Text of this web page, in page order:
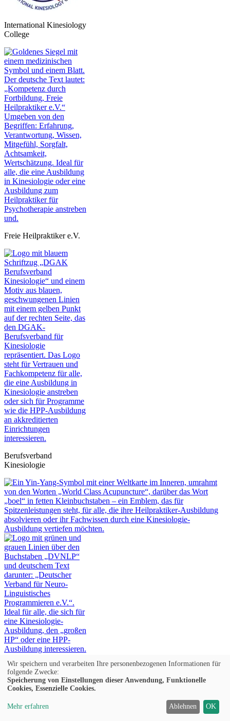
International Kinesiology
College
Freie Heilpraktiker e.V.
Berufsverband
Kinesiologie
Fachverband der Neuro
Linguistischen
Programmierung
Wir speichern und verarbeiten Ihre personenbezogenen Informationen für
folgende Zwecke:
Speicherung von Einstellungen dieser Anwendung, Funktionelle
Cookies, Essenzielle Cookies.
Mehr erfahren Ablehnen OK